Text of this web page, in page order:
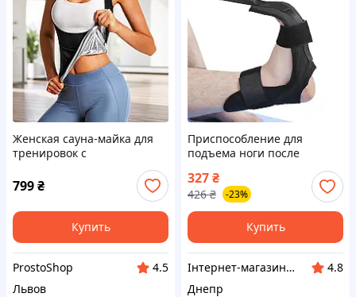
Женская сауна-майка для
тренировок с
поддерживающей посадкой
в ​​зоне груди (размер XXL)
799₴
Купить
ProstoShop
4.5
Львов
Приспособление для
подъема ноги после
травмы с парализованной
конечностью в гипсе No
Brand Черный (6299-23702)
327₴
426 ₴ -23%
Купить
Інтернет-магазин "Winner"
4.8
Днепр